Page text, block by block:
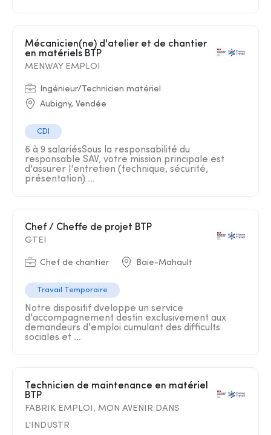
Mécanicien(ne) d'atelier et de chantier
en matériels BTP
MENWAY EMPLOI
Ingénieur/Technicien matériel
Aubigny, Vendée
CDI
6 à 9 salariésSous la responsabilité du
responsable SAV, votre mission principale est
d'assurer l'entretien (technique, sécurité,
présentation) ...
Chef / Cheffe de projet BTP
GTEI
Chef de chantier Baie-Mahault
Travail Temporaire
Notre dispositif dveloppe un service
d'accompagnement destin exclusivement aux
demandeurs d'emploi cumulant des difficults
sociales et ...
BTP
FABRIK EMPLOI, MON AVENIR DANS
L'INDUSTR